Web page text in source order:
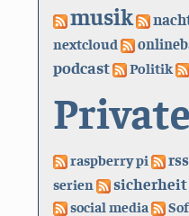
musik
nextcloud
podcast Politik
raspberry pi rss
serien sicherheit
social media